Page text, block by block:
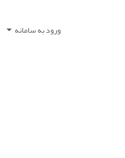
ورود به سامانه